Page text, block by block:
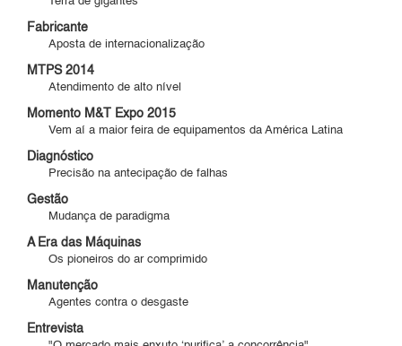
Fabricante
Aposta de internacionalização
MTPS 2014
Atendimento de alto nível
Momento M&T Expo 2015
Vem aí a maior feira de equipamentos da América Latina
Diagnóstico
Precisão na antecipação de falhas
Gestão
Mudança de paradigma
A Era das Máquinas
Os pioneiros do ar comprimido
Manutenção
Agentes contra o desgaste
Entrevista